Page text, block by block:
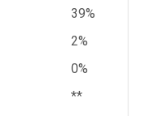
39%
2%
0%
**